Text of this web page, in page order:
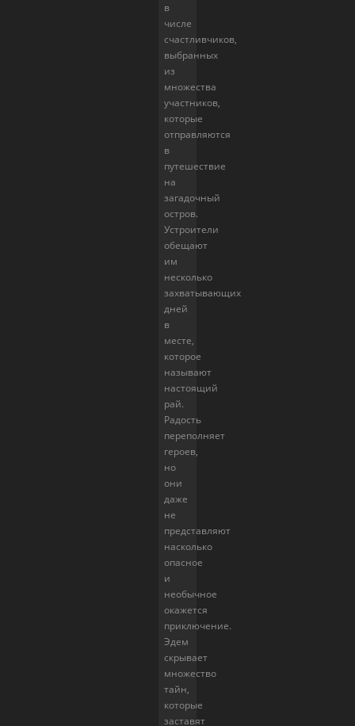
в
числе
счастливчиков,
выбранных
из
множества
участников,
которые
отправляются
в
путешествие
на
загадочный
остров.
Устроители
обещают
им
несколько
захватывающих
дней
в
месте,
которое
называют
настоящий
рай.
Радость
переполняет
героев,
но
они
даже
не
представляют
насколько
опасное
и
необычное
окажется
приключение.
Эдем
скрывает
множество
тайн,
которые
заставят